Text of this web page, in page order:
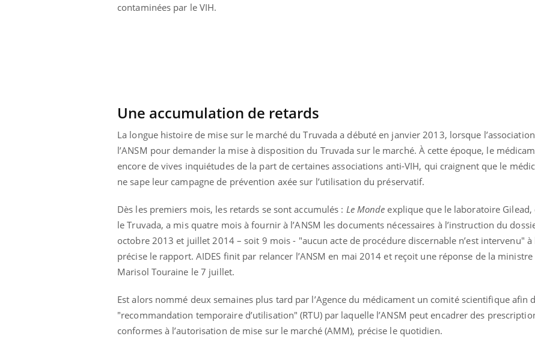
contaminées par le VIH.
Une accumulation de retards
La longue histoire de mise sur le marché du Truvada a débuté en janvier 2013, lorsque l’association
l’ANSM pour demander la mise à disposition du Truvada sur le marché. À cette époque, le
encore de vives inquiétudes de la part de certaines associations anti-VIH, qui craignent que le
ne sape leur campagne de prévention axée sur l’utilisation du préservatif.
Dès les premiers mois, les retards se sont accumulés : Le Monde explique que le laboratoire
le Truvada, a mis quatre mois à fournir à l’ANSM les documents nécessaires à l’instruction du
octobre 2013 et juillet 2014 – soit 9 mois - "aucun acte de procédure discernable n’est intervenu" à
précise le rapport. AIDES finit par relancer l’ANSM en mai 2014 et reçoit une réponse de la ministre
Marisol Touraine le 7 juillet.
Est alors nommé deux semaines plus tard par l’Agence du médicament un comité scientifique afin
"recommandation temporaire d’utilisation" (RTU) par laquelle l’ANSM peut encadrer des
conformes à l’autorisation de mise sur le marché (AMM), précise le quotidien.